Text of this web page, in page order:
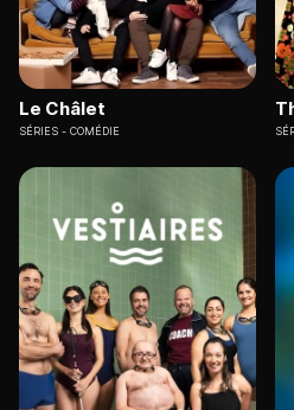
Le Châlet
SÉRIES COMÉDIE